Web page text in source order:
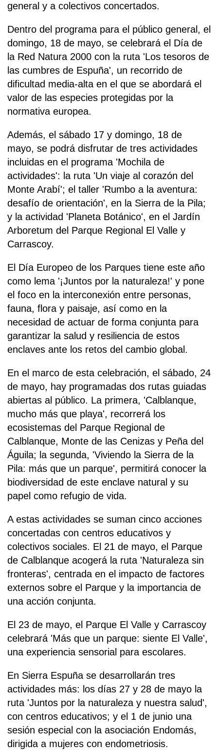
general y a colectivos concertados.
Dentro del programa para el público general, el
domingo, 18 de mayo, se celebrará el Día de
la Red Natura 2000 con la ruta 'Los tesoros de
las cumbres de Espuña', un recorrido de
dificultad media-alta en el que se abordará el
valor de las especies protegidas por la
normativa europea.
Además, el sábado 17 y domingo, 18 de
mayo, se podrá disfrutar de tres actividades
incluidas en el programa 'Mochila de
actividades': la ruta 'Un viaje al corazón del
Monte Arabí'; el taller 'Rumbo a la aventura:
desafío de orientación', en la Sierra de la Pila;
y la actividad 'Planeta Botánico', en el Jardín
Arboretum del Parque Regional El Valle y
Carrascoy.
El Día Europeo de los Parques tiene este año
como lema '¡Juntos por la naturaleza!' y pone
el foco en la interconexión entre personas,
fauna, flora y paisaje, así como en la
necesidad de actuar de forma conjunta para
garantizar la salud y resiliencia de estos
enclaves ante los retos del cambio global.
En el marco de esta celebración, el sábado, 24
de mayo, hay programadas dos rutas guiadas
abiertas al público. La primera, 'Calblanque,
mucho más que playa', recorrerá los
ecosistemas del Parque Regional de
Calblanque, Monte de las Cenizas y Peña del
Águila; la segunda, 'Viviendo la Sierra de la
Pila: más que un parque', permitirá conocer la
biodiversidad de este enclave natural y su
papel como refugio de vida.
A estas actividades se suman cinco acciones
concertadas con centros educativos y
colectivos sociales. El 21 de mayo, el Parque
de Calblanque acogerá la ruta 'Naturaleza sin
fronteras', centrada en el impacto de factores
externos sobre el Parque y la importancia de
una acción conjunta.
El 23 de mayo, el Parque El Valle y Carrascoy
celebrará 'Más que un parque: siente El Valle',
una experiencia sensorial para escolares.
En Sierra Espuña se desarrollarán tres
actividades más: los días 27 y 28 de mayo la
ruta 'Juntos por la naturaleza y nuestra salud',
con centros educativos; y el 1 de junio una
sesión especial con la asociación Endomás,
dirigida a mujeres con endometriosis.